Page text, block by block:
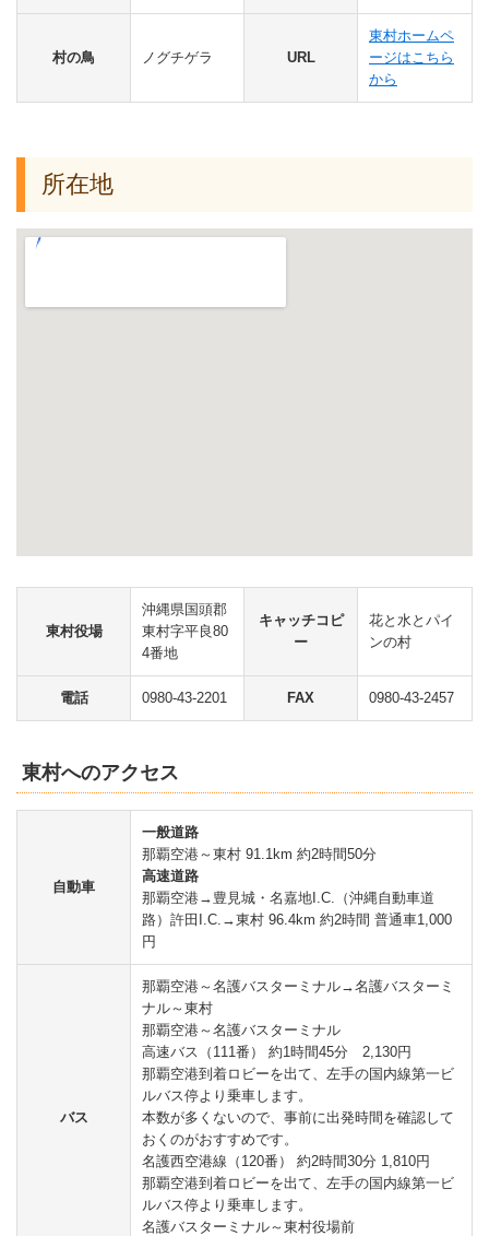
村の鳥 ノグチゲラ URL
東村ホームペ
ージはこちら
から
所在地
東村役場
沖縄県国頭郡
東村字平良80
4番地
キャッチコピ
ー
花と水とパイ
ンの村
電話 0980-43-2201 FAX 0980-43-2457
東村へのアクセス
自動車
一般道路
那覇空港～東村 91.1km 約2時間50分
高速道路
那覇空港→豊見城・名嘉地I.C.（沖縄自動車道
路）許田I.C.→東村 96.4km 約2時間 普通車1,000
円
バス
那覇空港～名護バスターミナル→名護バスターミ
ナル～東村
那覇空港～名護バスターミナル
高速バス（111番） 約1時間45分 2,130円
那覇空港到着ロビーを出て、左手の国内線第一ビ
ルバス停より乗車します。
本数が多くないので、事前に出発時間を確認して
おくのがおすすめです。
名護西空港線（120番） 約2時間30分 1,810円
那覇空港到着ロビーを出て、左手の国内線第一ビ
ルバス停より乗車します。
名護バスターミナル～東村役場前